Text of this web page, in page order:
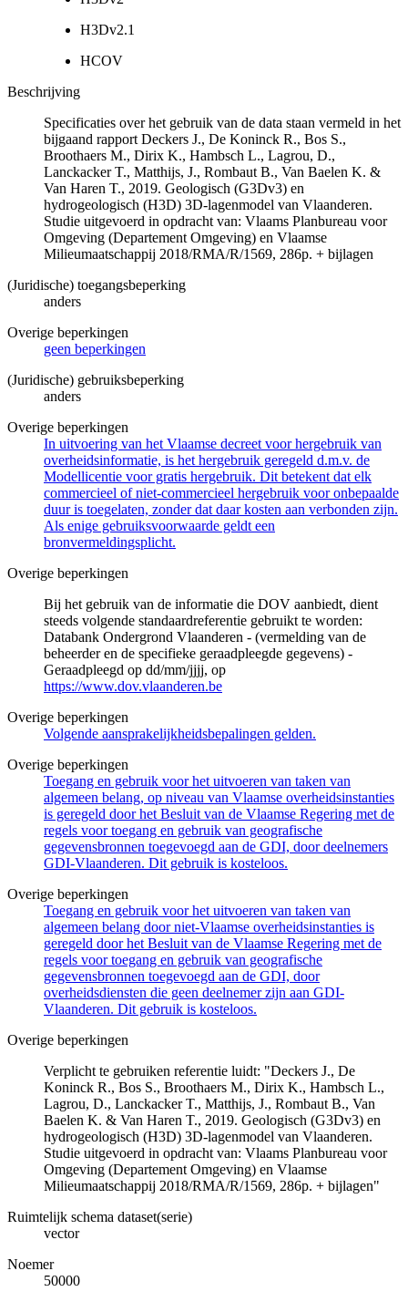
H3Dv2.1
HCOV
Beschrijving
Specificaties over het gebruik van de data staan vermeld in het
bijgaand rapport Deckers J., De Koninck R., Bos S.,
Broothaers M., Dirix K., Hambsch L., Lagrou, D.,
Lanckacker T., Matthijs, J., Rombaut B., Van Baelen K. &
Van Haren T., 2019. Geologisch (G3Dv3) en
hydrogeologisch (H3D) 3D-lagenmodel van Vlaanderen.
Studie uitgevoerd in opdracht van: Vlaams Planbureau voor
Omgeving (Departement Omgeving) en Vlaamse
Milieumaatschappij 2018/RMA/R/1569, 286p. + bijlagen
(Juridische) toegangsbeperking
anders
Overige beperkingen
geen beperkingen
(Juridische) gebruiksbeperking
anders
Overige beperkingen
In uitvoering van het Vlaamse decreet voor hergebruik van
overheidsinformatie, is het hergebruik geregeld d.m.v. de
Modellicentie voor gratis hergebruik. Dit betekent dat elk
commercieel of niet-commercieel hergebruik voor onbepaalde
duur is toegelaten, zonder dat daar kosten aan verbonden zijn.
Als enige gebruiksvoorwaarde geldt een
bronvermeldingsplicht.
Overige beperkingen
Bij het gebruik van de informatie die DOV aanbiedt, dient
steeds volgende standaardreferentie gebruikt te worden:
Databank Ondergrond Vlaanderen - (vermelding van de
beheerder en de specifieke geraadpleegde gegevens) -
Geraadpleegd op dd/mm/jjjj, op
https://www.dov.vlaanderen.be
Overige beperkingen
Volgende aansprakelijkheidsbepalingen gelden.
Overige beperkingen
Toegang en gebruik voor het uitvoeren van taken van
algemeen belang, op niveau van Vlaamse overheidsinstanties
is geregeld door het Besluit van de Vlaamse Regering met de
regels voor toegang en gebruik van geografische
gegevensbronnen toegevoegd aan de GDI, door deelnemers
GDI-Vlaanderen. Dit gebruik is kosteloos.
Overige beperkingen
Toegang en gebruik voor het uitvoeren van taken van
algemeen belang door niet-Vlaamse overheidsinstanties is
geregeld door het Besluit van de Vlaamse Regering met de
regels voor toegang en gebruik van geografische
gegevensbronnen toegevoegd aan de GDI, door
overheidsdiensten die geen deelnemer zijn aan GDI-
Vlaanderen. Dit gebruik is kosteloos.
Overige beperkingen
Verplicht te gebruiken referentie luidt: "Deckers J., De
Koninck R., Bos S., Broothaers M., Dirix K., Hambsch L.,
Lagrou, D., Lanckacker T., Matthijs, J., Rombaut B., Van
Baelen K. & Van Haren T., 2019. Geologisch (G3Dv3) en
hydrogeologisch (H3D) 3D-lagenmodel van Vlaanderen.
Studie uitgevoerd in opdracht van: Vlaams Planbureau voor
Omgeving (Departement Omgeving) en Vlaamse
Milieumaatschappij 2018/RMA/R/1569, 286p. + bijlagen"
Ruimtelijk schema dataset(serie)
vector
Noemer
50000